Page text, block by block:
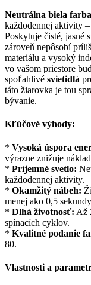
Neutrálna biela
každodennej aktivity
Poskytuje čisté, jasné
zároveň nepôsobí
materiálu a vysoký
vo vašom priestore
spoľahlivé svietidlá
táto žiarovka je tou
bývanie.
Kľúčové výhody:
* Vysoká úspora
výrazne znižuje
* Príjemné svetlo:
každodennej aktivity.
* Okamžitý nábeh:
menej ako 0,5
* Dlhá životnosť: Až
spínacích cyklov.
* Kvalitné podanie
80.
Vlastnosti a